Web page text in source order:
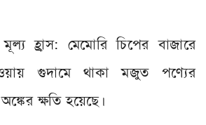
হ্রাস: মেমোরি চিপের বাজারে
গুদামে থাকা মজুত পণ্যের
ক্ষতি হয়েছে।